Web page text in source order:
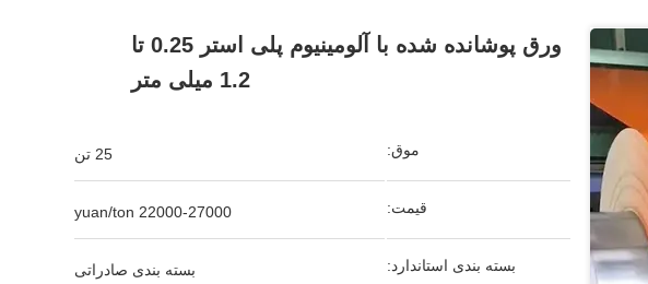
ورق پوشانده شده با آلومینیوم پلی استر 0.25 تا
1.2 میلی متر
موق: 25 تن
قیمت: 22000-27000 yuan/ton
بسته بندی استاندارد: بسته بندی صادراتی